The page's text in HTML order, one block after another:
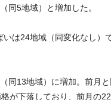
同5地域）と増加した。
は24地域（同変化なし）
同13地域）に増加。前月
が下落しており、前月の